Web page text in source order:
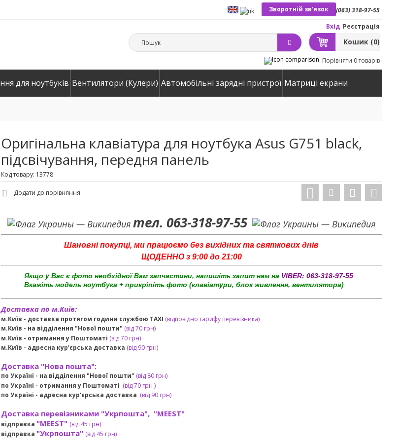
(063) 318-97-55
Зворотній зв'язок
Вхід Реєстрація
Кошик (0)
Порівняти 0 товарів
для ноутбуків Вентилятори (Кулери) Автомобільні зарядні пристрої Матриці екрани
Оригінальна клавіатура для ноутбука Asus G751 black,
підсвічування, передня панель
Код товару: 13778
Додати до порівняння
тел. 063-318-97-55
Шановні покупці, ми працюємо без вихідних та святкових днів
ЩОДЕННО з 9:00 до 21:00
Якщо у Вас є фото необхідної Вам запчастини, напишіть запит нам на VIBER: 063-318-97-55
Вкажіть модель ноутбука + прикріпіть фото (клавіатури, блок живлення, вентилятора)
Доставка по м.Київ:
м.Київ - доставка протягом години службою TAXI (відповідно тарифу перевізника)
м.Київ - на відділення "Нової пошти" (від 70 грн)
м.Київ - отримання у Поштоматі (від 70 грн)
м.Київ - адресна кур'єрська доставка (від90 грн)
Доставка "Нова пошта":
по Україні - на відділення "Нової пошти" (від 80 грн)
по Україні - отримання у Поштоматі (від 70 грн )
по Україні - адресна кур'єрська доставка (від90 грн)
Доставка перевізниками "Укрпошта", "MEEST"
відправка "MEEST" (від 45 грн)
відправка "Укрпошта" (від 45 грн)